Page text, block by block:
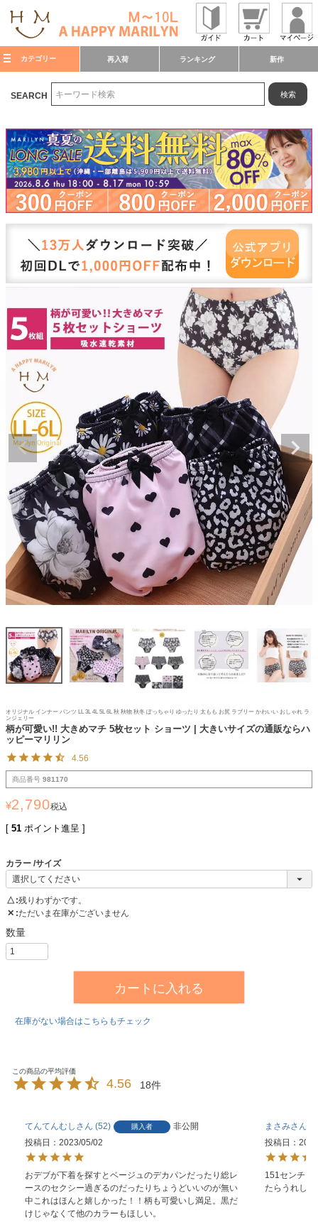
カテゴリー 再入荷 ランキング 新作
SEARCH 検索
オリジナル インナー パンツ LL 3L 4L 5L 6L 秋 秋物 秋冬 ぽっちゃり ゆったり 太もも お尻 ラブリー かわいい おしゃれ ラ
ンジェリー
柄が可愛い!! 大きめマチ 5枚セット ショーツ | 大きいサイズの通販ならハ
ッピーマリリン
4.56
商品番号 981170
¥2,790税込
[ 51 ポイント進呈 ]
カラー サイズ
△ 残りわずかです。
✕ ただいま在庫がございません
カートに入れる
在庫がない場合はこちらもチェック
4.56 18
てんてんむし 52 購入者
非公開
投稿日
2023/05/02
おデブが下着を探すとベージュのデカパンだったり総レ
ースのセクシー過ぎるのだったりちょうどいいのが無い
中これはほんと嬉しかった！！柄も可愛いし満足。黒だ
けじゃなくて他のカラーもほしい。
まさみ
投稿日
151センチ。
たらうれしい